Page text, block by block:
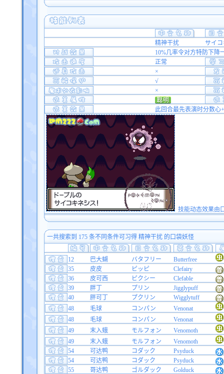
精神干扰
サイ
10%几率令对方特防下降
正常
×
√
×
此回合最先表演时分数心
技能动态效果由
一共搜索到 175 条不同条件可习得 精神干扰 的口袋妖怪
12 巴大蝴 バタフリー
Butterfree
35
皮皮 ピッピ
Clefairy
36
皮可西 ピクシー
Clefable
39
胖丁 プリン
Jigglypuff
40
胖可丁 プクリン
Wigglytuff
48
毛球 コンパン
Venonat
48
毛球 コンパン
Venonat
49
末入蛾 モルフォン
Venomoth
49
末入蛾 モルフォン
Venomoth
54
可达鸭 コダック
Psyduck
54
可达鸭 コダック
Psyduck
55
哥达鸭 ゴルダック
Golduck